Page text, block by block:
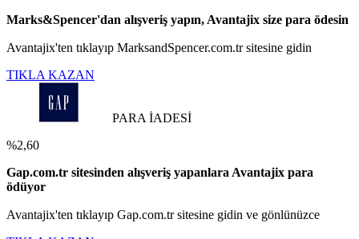
Marks&Spencer'dan alışveriş yapın, Avantajix size para ödesin
Avantajix'ten tıklayıp MarksandSpencer.com.tr sitesine gidin
TIKLA KAZAN
PARA İADESİ
%2,60
Gap.com.tr sitesinden alışveriş yapanlara Avantajix para
ödüyor
Avantajix'ten tıklayıp Gap.com.tr sitesine gidin ve gönlünüzce